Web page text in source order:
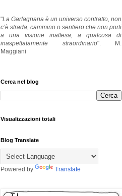
"La Garfagnana è un universo contratto, non
c’è strada, cammino o sentiero che non porti
a una visione inattesa, a qualcosa di
inaspettatamente straordinario". M.
Maggiani
Cerca nel blog
Visualizzazioni totali
Blog Translate
Powered by Translate